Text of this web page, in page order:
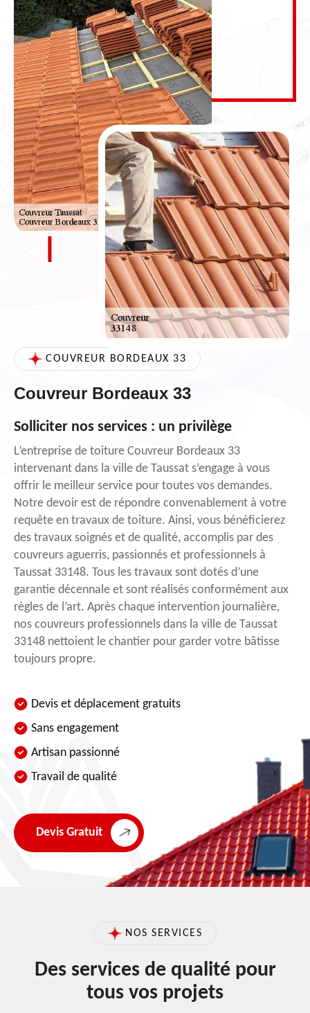
COUVREUR BORDEAUX 33
Couvreur Bordeaux 33
Solliciter nos services : un privilège
L’entreprise de toiture Couvreur Bordeaux 33
intervenant dans la ville de Taussat s’engage à vous
offrir le meilleur service pour toutes vos demandes.
Notre devoir est de répondre convenablement à votre
requête en travaux de toiture. Ainsi, vous bénéficierez
des travaux soignés et de qualité, accomplis par des
couvreurs aguerris, passionnés et professionnels à
Taussat 33148. Tous les travaux sont dotés d’une
garantie décennale et sont réalisés conformément aux
règles de l’art. Après chaque intervention journalière,
nos couvreurs professionnels dans la ville de Taussat
33148 nettoient le chantier pour garder votre bâtisse
toujours propre.
Devis et déplacement gratuits
Sans engagement
Artisan passionné
Travail de qualité
Devis Gratuit
NOS SERVICES
Des services de qualité pour
tous vos projets